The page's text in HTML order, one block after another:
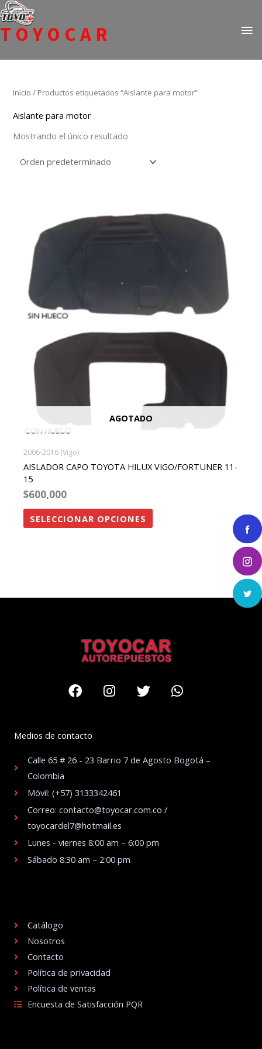
Ir
al
contenido
TOYOCAR
Inicio / Productos etiquetados “Aislante para motor”
Aislante para motor
Mostrando el único resultado
AGOTADO
2006-2016 (Vigo)
AISLADOR CAPO TOYOTA HILUX VIGO/FORTUNER 11-
15
$600,000
SELECCIONAR OPCIONES
Este
variantes.
opciones
página
de
FacebookInstagram
TwitterWhatsapp
Medios de contacto
Calle 65 # 26 - 23 Barrio 7 de Agosto Bogotá –
Colombia
Móvil: (+57) 3133342461
Correo: contacto@toyocar.com.co /
toyocardel7@hotmail.es
Lunes - viernes 8:00 am – 6:00 pm
Sábado 8:30 am – 2:00 pm
Catálogo
Nosotros
Contacto
Política de privacidad
Política de ventas
Encuesta de Satisfacción PQR